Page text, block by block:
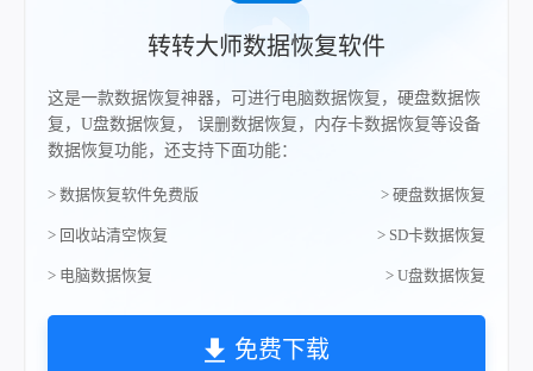
转转大师数据恢复软件
这是一款数据恢复神器，可进行电脑数据恢复，硬盘数据恢
复，U盘数据恢复， 误删数据恢复，内存卡数据恢复等设备
数据恢复功能，还支持下面功能：
> 数据恢复软件免费版 > 硬盘数据恢复
> 回收站清空恢复 > SD卡数据恢复
> 电脑数据恢复 > U盘数据恢复
免费下载